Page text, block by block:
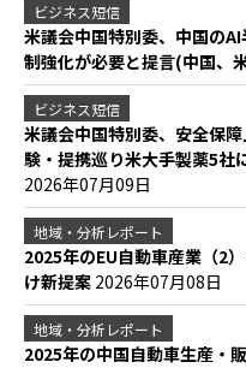
ビジネス短信
米議会中国特別委、中国の
制強化が必要と提言(中国、
ビジネス短信
米議会中国特別委、安全保
験・提携巡り米大手製薬5社
2026年07月09日
地域・分析レポート
2025年のEU自動車産業（2
け新提案 2026年07月08日
地域・分析レポート
2025年の中国自動車生産・